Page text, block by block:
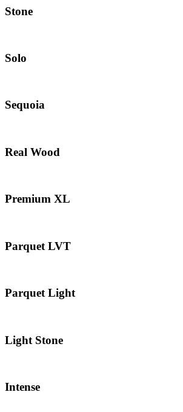
Stone
Solo
Sequoia
Real Wood
Premium XL
Parquet LVT
Parquet Light
Light Stone
Intense